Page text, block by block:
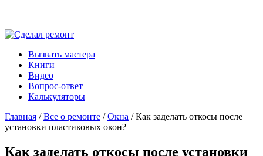
Вызвать мастера
Книги
Видео
Вопрос-ответ
Калькуляторы
Главная /Все о ремонте /Окна / Как заделать откосы после
установки пластиковых окон?
Как заделать откосы после установки